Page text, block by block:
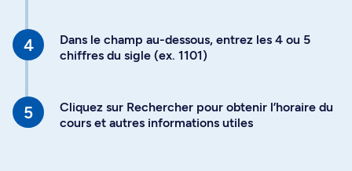
Dans le champ au-dessous, entrez les 4 ou 5
chiffres du sigle (ex. 1101)
Cliquez sur Rechercher pour obtenir l’horaire du
cours et autres informations utiles